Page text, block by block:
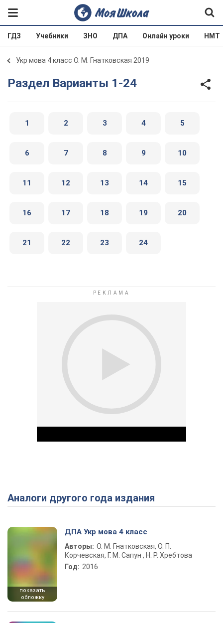
ГДЗ Учебники ЗНО ДПА Онлайн уроки НМТ
Укр мова 4 класс О. М. Гнатковская 2019
Раздел Варианты 1-24
1 2 3 4 5
6 7 8 9 10
11 12 13 14 15
16 17 18 19 20
21 22 23 24
Play Video
Аналоги другого года издания
показать
обложку
ДПА Укр мова 4 класс
Авторы: О. М. Гнатковская, О. П.
Корчевская, Г. М. Сапун , Н. Р. Хребтова
Год: 2016